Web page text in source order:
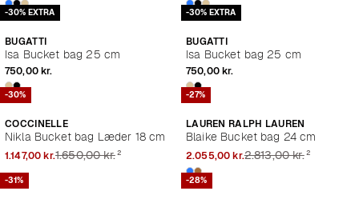
-30% EXTRA
BUGATTI
Isa Bucket bag 25 cm
750,00 kr.
-30% EXTRA
BUGATTI
Isa Bucket bag 25 cm
750,00 kr.
-30%
COCCINELLE
Nikla Bucket bag Læder 18 cm
1.147,00 kr.1.650,00 kr.²
-27%
LAUREN RALPH LAUREN
Blaike Bucket bag 24 cm
2.055,00 kr.2.813,00 kr.²
-31% -28%